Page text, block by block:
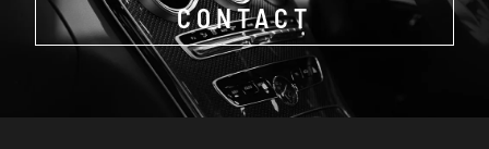
CONTACT